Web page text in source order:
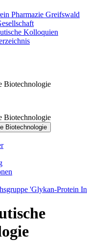
Pharmazie Greifswald
Kolloquien
Biotechnologie
Biotechnologie
Biotechnologie
'Glykan-Protein